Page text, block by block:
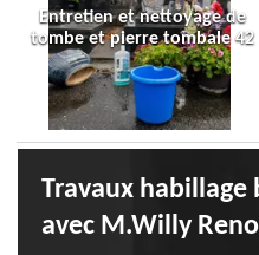
Entretien et nettoyage de
tombe et pierre tombale 42
Travaux habillage
avec M.Willy